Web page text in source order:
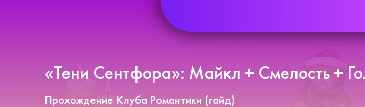
«Тени Сентфора»: Майкл + Смелость +
Прохождение Клуба Романтики (гайд)